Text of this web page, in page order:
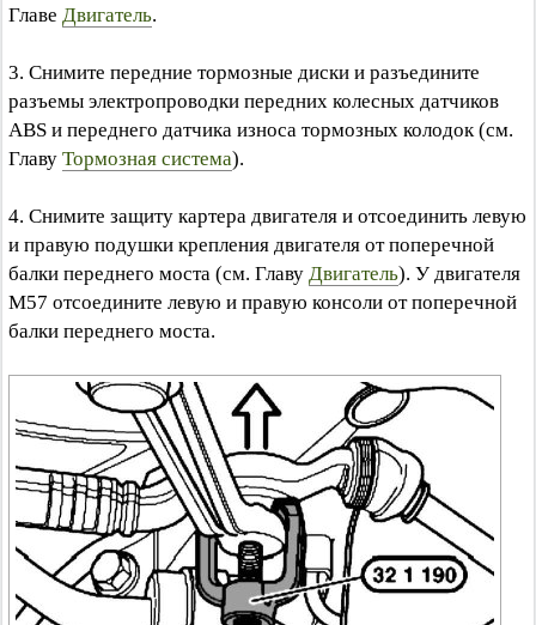
Главе Двигатель.
3. Снимите передние тормозные диски и разъедините
разъемы электропроводки передних колесных датчиков
ABS и переднего датчика износа тормозных колодок (см.
Главу Тормозная система).
4. Снимите защиту картера двигателя и отсоединить левую
и правую подушки крепления двигателя от поперечной
балки переднего моста (см. Главу Двигатель). У двигателя
M57 отсоедините левую и правую консоли от поперечной
балки переднего моста.